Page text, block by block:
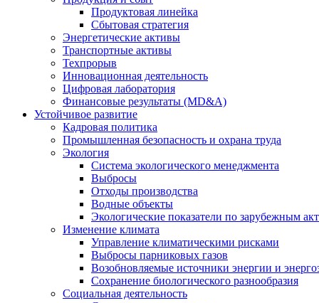
Продуктовая линейка
Сбытовая стратегия
Энергетические активы
Транспортные активы
Техпрорыв
Инновационная деятельность
Цифровая лаборатория
Финансовые результаты (MD&A)
Устойчивое развитие
Кадровая политика
Промышленная безопасность и охрана труда
Экология
Система экологического менеджмента
Выбросы
Отходы производства
Водные объекты
Экологические показатели по зарубежным
Изменение климата
Управление климатическими рисками
Выбросы парниковых газов
Возобновляемые источники энергии и
Сохранение биологического разнообразия
Социальная деятельность